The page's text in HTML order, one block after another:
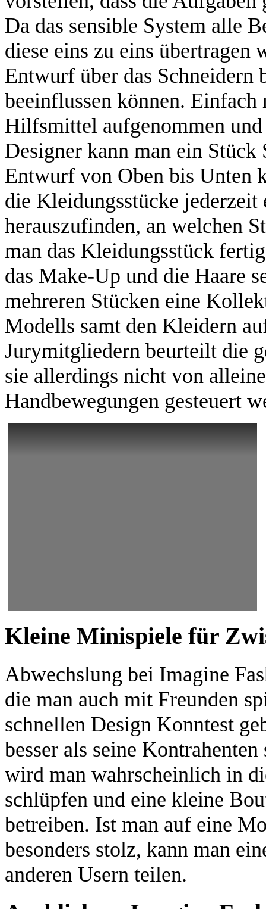
Da das sensible System alle
diese eins zu eins übertragen
Entwurf über das Schneidern
beeinflussen können.
Hilfsmittel aufgenommen
Designer kann man ein Stück
Entwurf von Oben bis Unten
die Kleidungsstücke
herauszufinden, an welchen
man das Kleidungsstück
das Make-Up und die Haare
mehreren Stücken eine
Modells samt den Kleidern
Jurymitgliedern beurteilt die
sie allerdings nicht von
Handbewegungen gesteuert
Kleine Minispiele für
Abwechslung bei Imagine
die man auch mit Freunden
schnellen Design Konntest
besser als seine
wird man wahrscheinlich in
schlüpfen und eine kleine
betreiben. Ist man auf eine
besonders stolz, kann man
anderen Usern teilen.